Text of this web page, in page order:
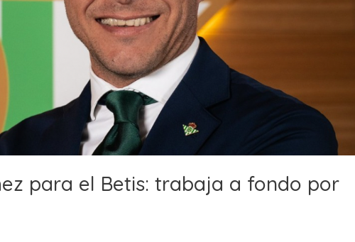
para el Betis: trabaja a fondo por